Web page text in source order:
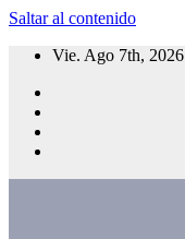
Saltar al contenido
Vie. Ago 7th, 2026